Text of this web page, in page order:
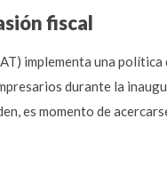
fiscal
implementa una
durante la
es momento de